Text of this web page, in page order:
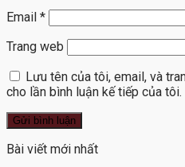
Email *
Trang web
Lưu tên của tôi, email, và
cho lần bình luận kế tiếp của tôi.
Bài viết mới nhất